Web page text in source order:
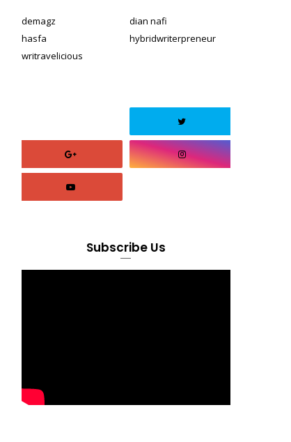
demagz
dian nafi
hasfa
hybridwriterpreneur
writravelicious
Subscribe Us